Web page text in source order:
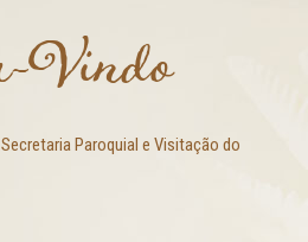
Vindo
Paroquial e Visitação do